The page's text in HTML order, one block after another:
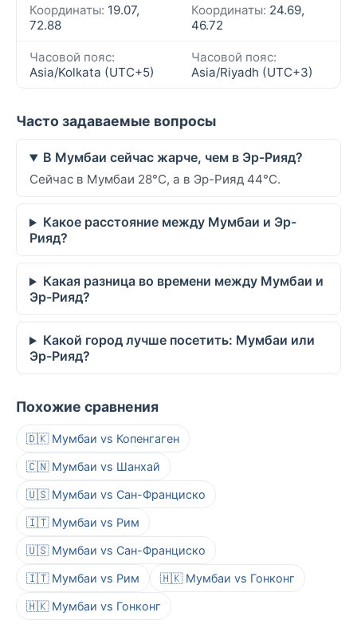
Координаты: 19.07,
72.88
Координаты: 24.69,
46.72
Часовой пояс:
Asia/Kolkata (UTC+5)
Часовой пояс:
Asia/Riyadh (UTC+3)
Часто задаваемые вопросы
В Мумбаи сейчас жарче, чем в Эр-Рияд?
Сейчас в Мумбаи 28°C, а в Эр-Рияд 44°C.
Какое расстояние между Мумбаи и Эр-
Рияд?
Какая разница во времени между Мумбаи и
Эр-Рияд?
Какой город лучше посетить: Мумбаи или
Эр-Рияд?
Похожие сравнения
🇩🇰 Мумбаи vs Копенгаген
🇨🇳 Мумбаи vs Шанхай
🇺🇸 Мумбаи vs Сан-Франциско
🇮🇹 Мумбаи vs Рим
🇺🇸 Мумбаи vs Сан-Франциско
🇮🇹 Мумбаи vs Рим 🇭🇰 Мумбаи vs Гонконг
🇭🇰 Мумбаи vs Гонконг